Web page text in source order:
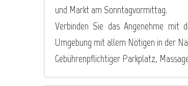
und Markt am Sonntagvormittag.
Verbinden Sie das Angenehme mit
Umgebung mit allem Nötigen in der
Gebührenpflichtiger Parkplatz,